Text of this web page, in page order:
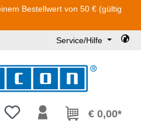
Bestellwert von 50 € (gültig
Service/Hilfe
Du hast 0 Produkte auf dem
€ 0,00*